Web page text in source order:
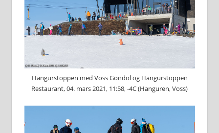
Hangurstoppen med Voss Gondol og Hangurstoppen
Restaurant, 04. mars 2021, 11:58, -4C (Hanguren, Voss)